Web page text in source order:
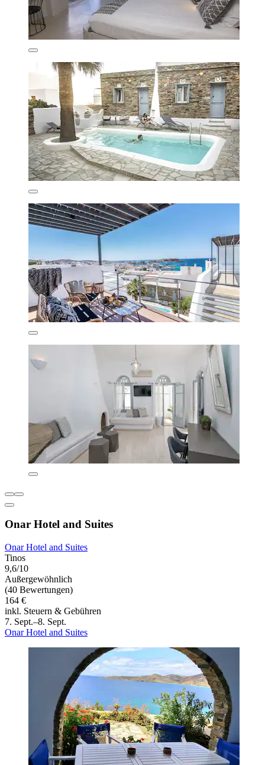
Onar Hotel and Suites
Onar Hotel and Suites
Tinos
9,6/10
Außergewöhnlich
(40 Bewertungen)
164 €
inkl. Steuern & Gebühren
7. Sept.–8. Sept.
Onar Hotel and Suites